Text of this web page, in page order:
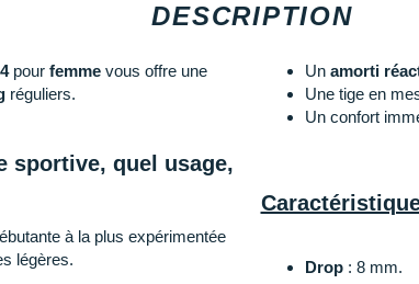
DESCRIPTION
pour femme vous offre une
réguliers.
sportive, quel usage,
à la plus expérimentée
légères.
Un amorti
Une tige en
Un confort
Drop: 8 mm.